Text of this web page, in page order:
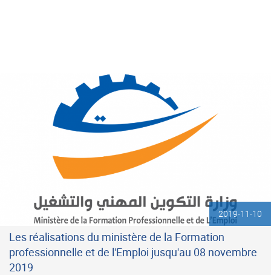
2019-11-10
Les réalisations du ministère de la Formation
professionnelle et de l'Emploi jusqu'au 08 novembre
2019